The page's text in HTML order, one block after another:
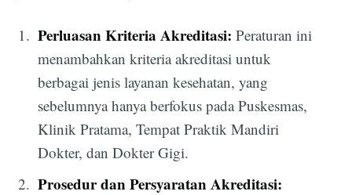
Perluasan Kriteria Akreditasi: Peraturan ini
menambahkan kriteria akreditasi untuk
berbagai jenis layanan kesehatan, yang
sebelumnya hanya berfokus pada Puskesmas,
Klinik Pratama, Tempat Praktik Mandiri
Dokter, dan Dokter Gigi.
Prosedur dan Persyaratan Akreditasi: